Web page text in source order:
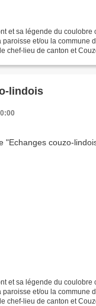
et sa légende du coulobre
et/ou la commune
chef-lieu de canton et
lindois
et sa légende du coulobre
et/ou la commune
chef-lieu de canton et